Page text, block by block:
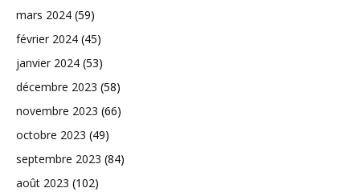
mars 2024 (59)
février 2024 (45)
janvier 2024 (53)
décembre 2023 (58)
novembre 2023 (66)
octobre 2023 (49)
septembre 2023 (84)
août 2023 (102)